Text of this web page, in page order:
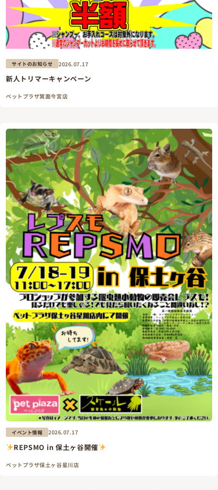
サイトのお知らせ 2026.07.17
新人トリマーキャンペーン
ペットプラザ箕面今宮店
イベント情報 2026.07.17
REPSMO in 保土ヶ谷開催
ペットプラザ保土ヶ谷星川店